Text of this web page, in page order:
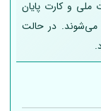
ملی و کارت پایان
می‌شوند. در حالت